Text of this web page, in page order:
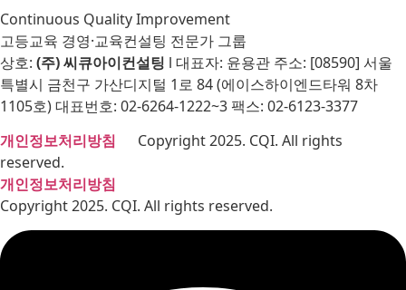
Continuous Quality Improvement
고등교육 경영·교육컨설팅 전문가 그룹
상호: (주) 씨큐아이컨설팅 l 대표자: 윤용관 주소: [08590] 서울
특별시 금천구 가산디지털 1로 84 (에이스하이엔드타워 8차
1105호) 대표번호: 02-6264-1222~3 팩스: 02-6123-3377
개인정보처리방침 Copyright 2025. CQI. All rights
reserved.
개인정보처리방침
Copyright 2025. CQI. All rights reserved.